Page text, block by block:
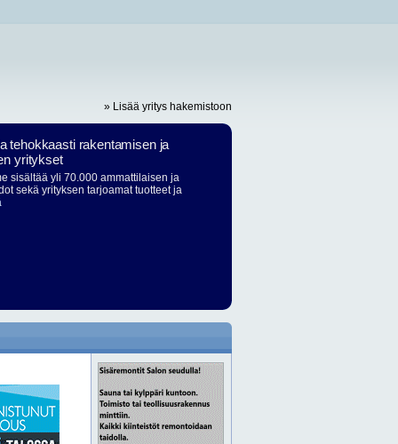
» Lisää yritys hakemistoon
tehokkaasti rakentamisen ja
yritykset
sisältää yli 70.000 ammattilaisen ja
sekä yrityksen tarjoamat tuotteet ja